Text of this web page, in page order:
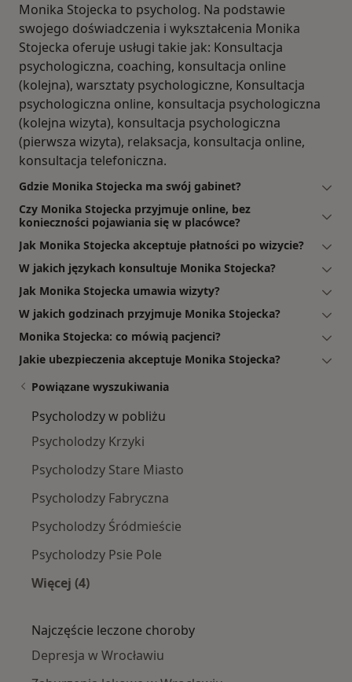
Monika Stojecka to psycholog. Na podstawie
swojego doświadczenia i wykształcenia Monika
Stojecka oferuje usługi takie jak: Konsultacja
psychologiczna, coaching, konsultacja online
(kolejna), warsztaty psychologiczne, Konsultacja
psychologiczna online, konsultacja psychologiczna
(kolejna wizyta), konsultacja psychologiczna
(pierwsza wizyta), relaksacja, konsultacja online,
konsultacja telefoniczna.
Gdzie Monika Stojecka ma swój gabinet?
Czy Monika Stojecka przyjmuje online, bez
konieczności pojawiania się w placówce?
Jak Monika Stojecka akceptuje płatności po wizycie?
W jakich językach konsultuje Monika Stojecka?
Jak Monika Stojecka umawia wizyty?
W jakich godzinach przyjmuje Monika Stojecka?
Monika Stojecka: co mówią pacjenci?
Jakie ubezpieczenia akceptuje Monika Stojecka?
Powiązane wyszukiwania
Psycholodzy w pobliżu
Psycholodzy Krzyki
Psycholodzy Stare Miasto
Psycholodzy Fabryczna
Psycholodzy Śródmieście
Psycholodzy Psie Pole
Więcej (4)
Najczęście leczone choroby
Depresja w Wrocławiu